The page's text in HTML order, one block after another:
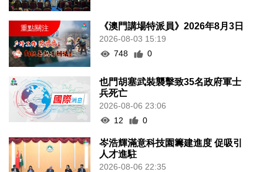
《澳門講場特派員》2026年8月3日
2026-08-03 15:19
748
0
也門胡塞武裝襲擊致35名政府軍士
兵死亡
2026-08-06 23:06
12
0
岑浩輝滿意科技園籌建進度 促吸引
人才進駐
2026-08-06 22:35